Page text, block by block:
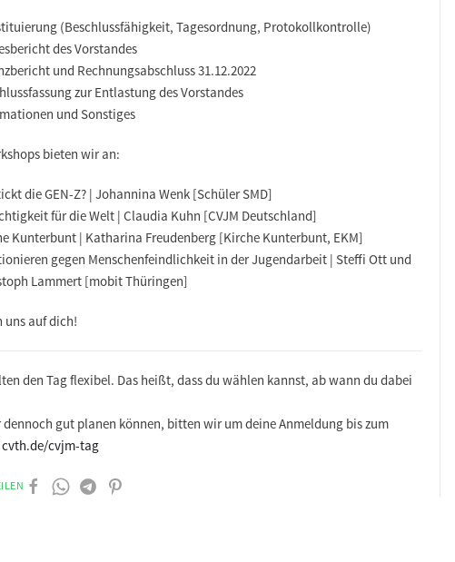
(Beschlussfähigkeit, Tagesordnung, Protokollkontrolle)
des Vorstandes
und Rechnungsabschluss 31.12.2022
zur Entlastung des Vorstandes
und Sonstiges
bieten wir an:
die GEN-Z? | Johannina Wenk [Schüler SMD]
für die Welt | Claudia Kuhn [CVJM Deutschland]
Kunterbunt | Katharina Freudenberg [Kirche Kunterbunt, EKM]
gegen Menschenfeindlichkeit in der Jugendarbeit | Steffi Ott und
Lammert [mobit Thüringen]
uns auf dich!
den Tag flexibel. Das heißt, dass du wählen kannst, ab wann du dabei
gut planen können, bitten wir um deineAnmeldung bis zum
cvth.de/cvjm-tag